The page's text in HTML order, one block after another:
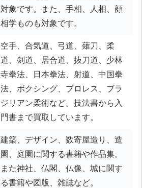
対象です。また、手相、人相、顔
相学ものも対象です。
空手、合気道、弓道、薙刀、柔
道、剣道、居合道、抜刀道、少林
寺拳法、日本拳法、射道、中国拳
法、ボクシング、プロレス、ブラ
ジリアン柔術など。技法書から入
門書まで買取しています。
建築、デザイン、数寄屋造り、造
園、庭園に関する書籍や作品集。
また神社、仏閣、仏像、城に関す
る書籍や図版、雑誌など。